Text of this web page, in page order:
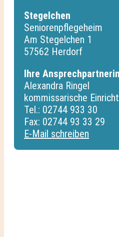
Stegelchen
Seniorenpflegeheim
Am Stegelchen 1
57562 Herdorf
Ihre Ansprechpartnerin
Alexandra Ringel
kommissarische
Tel.: 02744 933 30
Fax: 02744 93 33 29
E-Mail schreiben